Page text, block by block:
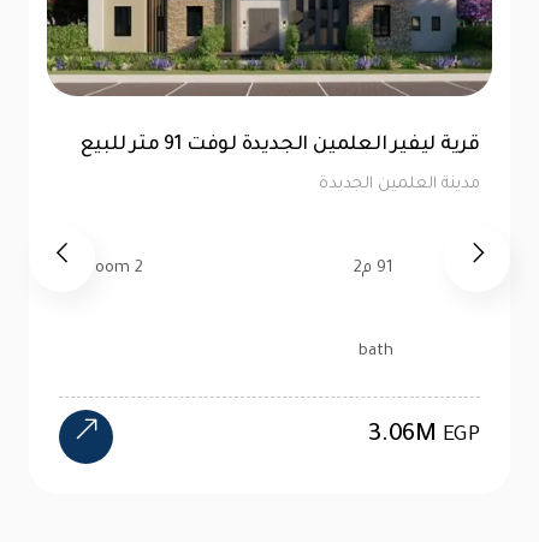
قرية ليفير العلمين الجديدة لوفت 83 متر للبيع
مدينة العلمين الجديدة
83 م2 1 bedroom
bath
2.89M EGP